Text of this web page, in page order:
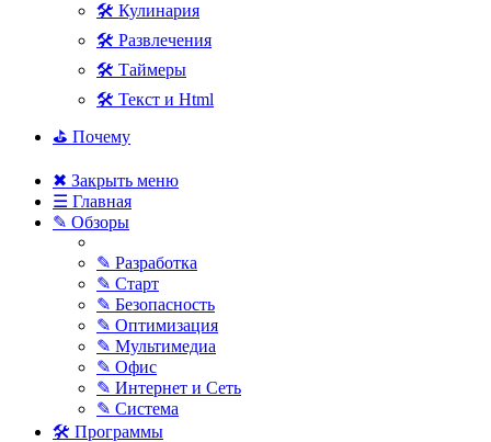
🛠 Кулинария
🛠 Развлечения
🛠 Таймеры
🛠 Текст и Html
⛳ Почему
✖ Закрыть меню
☰ Главная
✎ Обзоры
✎ Разработка
✎ Старт
✎ Безопасность
✎ Оптимизация
✎ Мультимедиа
✎ Офис
✎ Интернет и Сеть
✎ Система
🛠 Программы